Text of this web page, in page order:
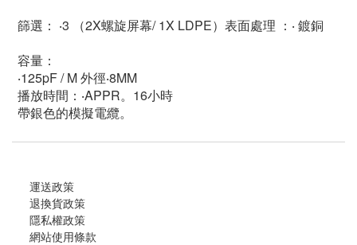
篩選： ‧3 （2X螺旋屏幕/ 1X LDPE）表面處理 ：‧ 鍍銅
容量：
‧125pF / M 外徑‧8MM
播放時間：‧APPR。16小時
帶銀色的模擬電纜。
運送政策
退換貨政策
隱私權政策
網站使用條款